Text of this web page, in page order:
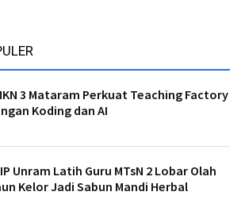
3 Mataram Perkuat Teaching Factory
Koding dan AI
Unram Latih Guru MTsN 2 Lobar Olah
Kelor Jadi Sabun Mandi Herbal